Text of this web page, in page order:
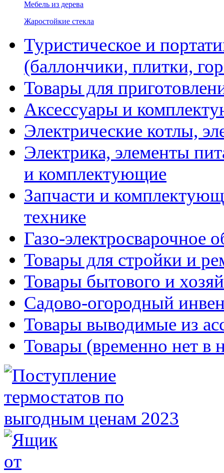
Мебель из дерева
Жаростойкие стекла
Туристическое и
(баллончики, плитки,
Товары для
Аксессуары и
Электрические котлы,
Электрика, элементы
и комплектующие
Запчасти и
технике
Газо-электросварочное
Товары для стройки и
Товары бытового и
Садово-огородный
Товары выводимые из
Товары (временно нет в